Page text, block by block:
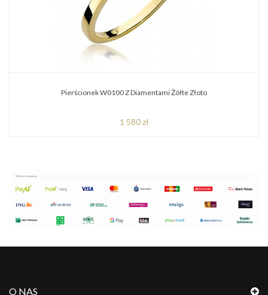
Pierścionek W0100 Z Diamentami Żółte Złoto
1 580 zł
O NAS